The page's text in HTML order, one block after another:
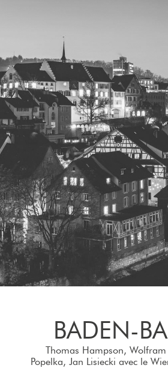
BADEN-
Thomas Hampson, Wolfram
Popelka, Jan Lisiecki avec le